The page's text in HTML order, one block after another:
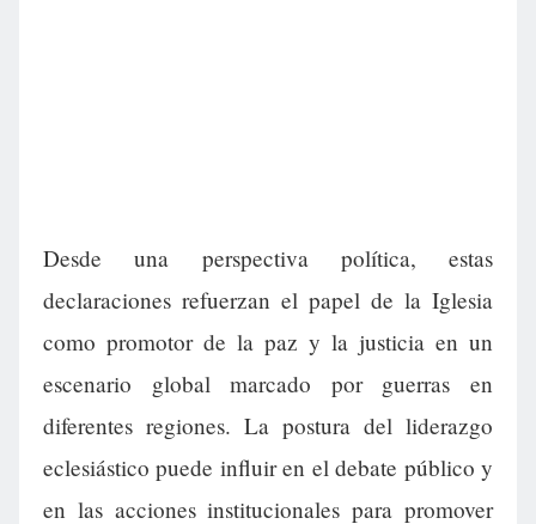
Desde una perspectiva política, estas
declaraciones refuerzan el papel de la Iglesia
como promotor de la paz y la justicia en un
escenario global marcado por guerras en
diferentes regiones. La postura del liderazgo
eclesiástico puede influir en el debate público y
en las acciones institucionales para promover